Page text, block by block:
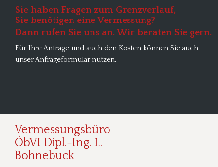
Vermessungsbüro
ÖbVI Dipl.-Ing. L.
Bohnebuck
Sie haben Fragen zum Grenzverlauf,
Sie benötigen eine Vermessung?
Dann rufen Sie uns an. Wir beraten Sie gern.
Für Ihre Anfrage und auch den Kosten können Sie auch
unser Anfrageformular nutzen.